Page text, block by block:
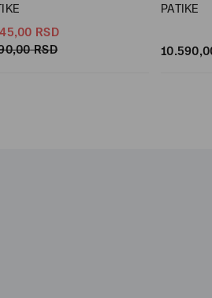
00 RSD
00 RSD
PATIKE
10.590,